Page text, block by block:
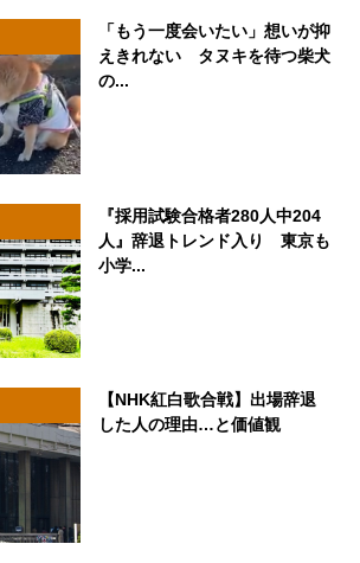
「もう一度会いたい」想いが抑
えきれない タヌキを待つ柴犬
の...
『採用試験合格者280人中204
人』辞退トレンド入り 東京も
小学...
【NHK紅白歌合戦】出場辞退
した人の理由…と価値観